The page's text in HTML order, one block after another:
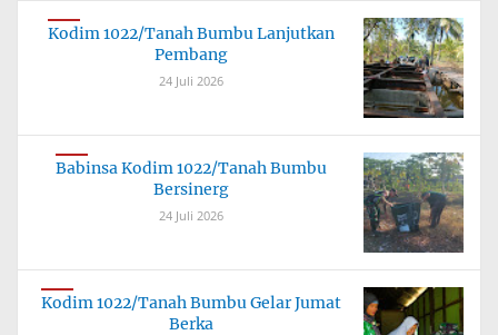
Kodim 1022/Tanah Bumbu Lanjutkan
Pembang
24 Juli 2026
Babinsa Kodim 1022/Tanah Bumbu
Bersinerg
24 Juli 2026
Kodim 1022/Tanah Bumbu Gelar Jumat
Berka